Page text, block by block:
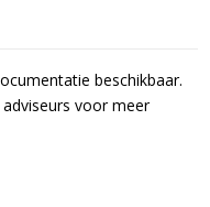
beschikbaar.
voor meer